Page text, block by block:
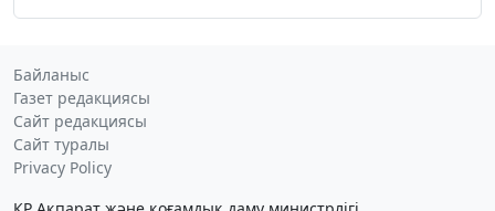
Байланыс
Газет редакциясы
Сайт редакциясы
Сайт туралы
Privacy Policy